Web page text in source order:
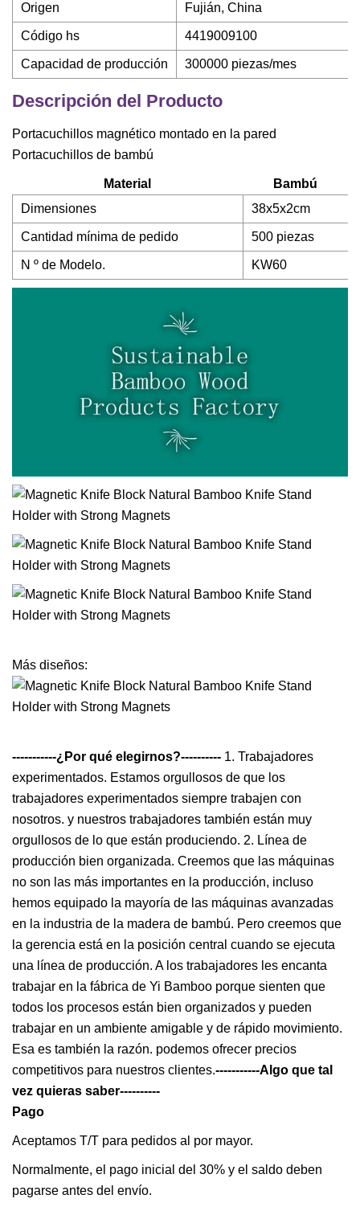
Origen Fujián, China
Código hs 4419009100
Capacidad de producción 300000 piezas/mes
Descripción del Producto
Portacuchillos magnético montado en la pared
Portacuchillos de bambú
Material
Bambú
Dimensiones
38x5x2cm
Cantidad mínima de pedido 500 piezas
N º de Modelo. KW60
Más diseños:
-----------¿Por qué elegirnos?---------- 1. Trabajadores
experimentados. Estamos orgullosos de que los
trabajadores experimentados siempre trabajen con
nosotros. y nuestros trabajadores también están muy
orgullosos de lo que están produciendo. 2. Línea de
producción bien organizada. Creemos que las máquinas
no son las más importantes en la producción, incluso
hemos equipado la mayoría de las máquinas avanzadas
en la industria de la madera de bambú. Pero creemos que
la gerencia está en la posición central cuando se ejecuta
una línea de producción. A los trabajadores les encanta
trabajar en la fábrica de Yi Bamboo porque sienten que
todos los procesos están bien organizados y pueden
trabajar en un ambiente amigable y de rápido movimiento.
Esa es también la razón. podemos ofrecer precios
competitivos para nuestros clientes.-----------Algo que tal
vez quieras saber----------
Pago
Aceptamos T/T para pedidos al por mayor.
Normalmente, el pago inicial del 30% y el saldo deben
pagarse antes del envío.